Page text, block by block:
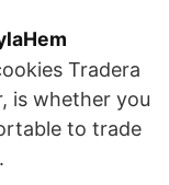
Tradera
is whether you
to trade